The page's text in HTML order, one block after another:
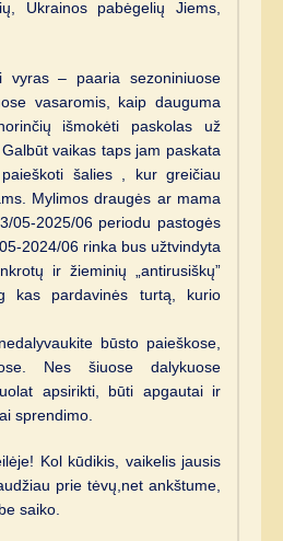
Ukrainos pabėgelių Jiems,
vyras – paaria sezoniniuose
vasaromis, kaip dauguma
išmokėti paskolas už
vaikas taps jam paskata
šalies , kur greičiau
Mylimos draugės ar mama
05-2025/06 periodu pastogės
2024/06 rinka bus užtvindyta
ir žieminių „antirusiškų”
kas pardavinės turtą, kurio
būsto paieškose,
Nes šiuose dalykuose
apsirikti, būti apgautai ir
sprendimo.
Kol kūdikis, vaikelis jausis
prie tėvų,net ankštume,
saiko.